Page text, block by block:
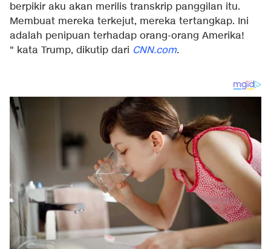
berpikir aku akan merilis transkrip panggilan itu.
Membuat mereka terkejut, mereka tertangkap. Ini
adalah penipuan terhadap orang-orang Amerika!
" kata Trump, dikutip dari CNN.com.